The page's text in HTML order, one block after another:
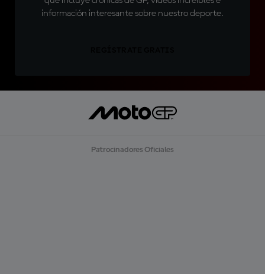
información interesante sobre nuestro deporte.
Patrocinadores Oficiales